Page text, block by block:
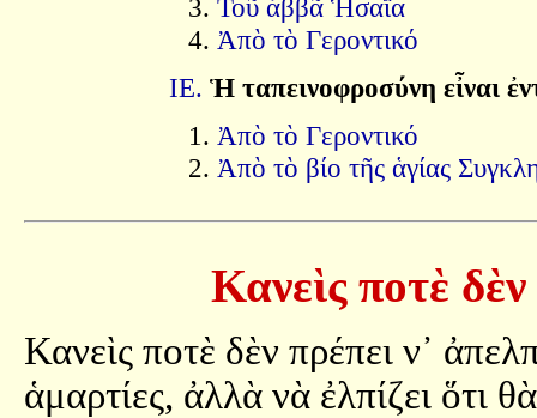
Τοῦ ἀββᾶ Ἡσαΐα
Ἀπὸ τὸ Γεροντικό
ΙΕ. Ἡ ταπεινοφροσύνη εἶναι
Ἀπὸ τὸ Γεροντικό
Ἀπὸ τὸ βίο τῆς ἁγίας
Κανεὶς ποτὲ δὲν
Κανεὶς ποτὲ δὲν πρέπει ν᾿
ἁμαρτίες, ἀλλὰ νὰ ἐλπίζει ὅτι